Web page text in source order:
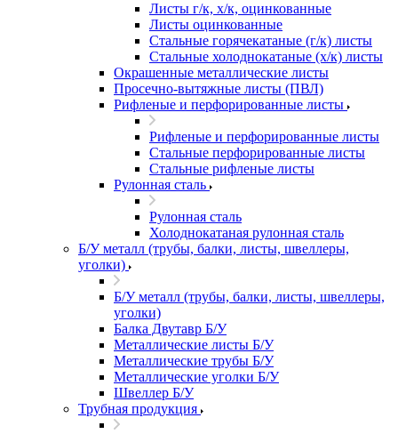
Листы г/к, х/к, оцинкованные
Листы оцинкованные
Стальные горячекатаные (г/к) листы
Стальные холоднокатаные (х/к) листы
Окрашенные металлические листы
Просечно-вытяжные листы (ПВЛ)
Рифленые и перфорированные листы
Рифленые и перфорированные листы
Стальные перфорированные листы
Стальные рифленые листы
Рулонная сталь
Рулонная сталь
Холоднокатаная рулонная сталь
Б/У металл (трубы, балки, листы, швеллеры,
уголки)
Б/У металл (трубы, балки, листы, швеллеры,
уголки)
Балка Двутавр Б/У
Металлические листы Б/У
Металлические трубы Б/У
Металлические уголки Б/У
Швеллер Б/У
Трубная продукция